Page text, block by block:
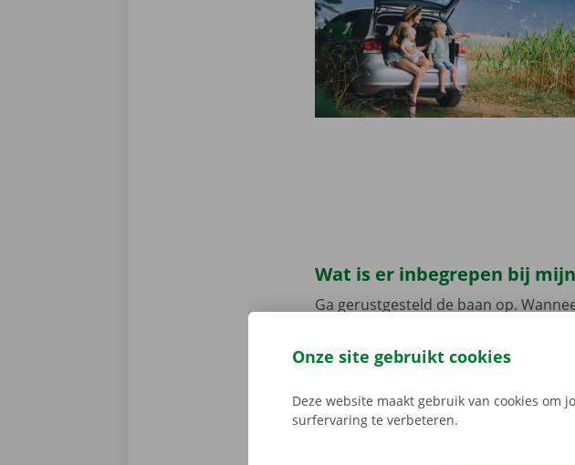
Wat is er inbegrepen bij
Ga gerustgesteld de baan op.
vertrek en sturen een digitale kopie
persoonlijke service zijn onze
onderweg? Dan staat er 24/7
Onze site gebruikt cookies
Deze website maakt gebruik van cookies om
surfervaring te verbeteren.